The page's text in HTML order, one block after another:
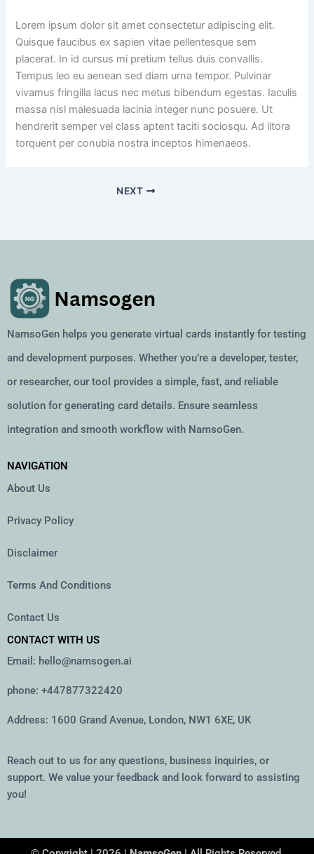
Lorem ipsum dolor sit amet consectetur adipiscing elit.
Quisque faucibus ex sapien vitae pellentesque sem
placerat. In id cursus mi pretium tellus duis convallis.
Tempus leo eu aenean sed diam urna tempor. Pulvinar
vivamus fringilla lacus nec metus bibendum egestas. Iaculis
massa nisl malesuada lacinia integer nunc posuere. Ut
hendrerit semper vel class aptent taciti sociosqu. Ad litora
torquent per conubia nostra inceptos himenaeos.
NEXT
NamsoGen helps you generate virtual cards instantly for testing
and development purposes. Whether you’re a developer, tester,
or researcher, our tool provides a simple, fast, and reliable
solution for generating card details. Ensure seamless
integration and smooth workflow with NamsoGen.
NAVIGATION
About Us
Privacy Policy
Disclaimer
Terms And Conditions
Contact Us
CONTACT WITH US
Email: hello@namsogen.ai
phone: +447877322420
Address: 1600 Grand Avenue, London, NW1 6XE, UK
Reach out to us for any questions, business inquiries, or
support. We value your feedback and look forward to assisting
you!